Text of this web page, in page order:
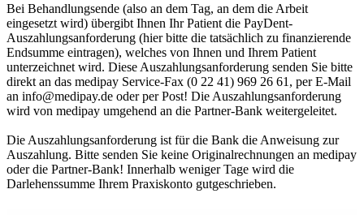
Bei Behandlungsende (also an dem Tag, an dem die Arbeit
eingesetzt wird) übergibt Ihnen Ihr Patient die PayDent-
Auszahlungsanforderung (hier bitte die tatsächlich zu finanzierende
Endsumme eintragen), welches von Ihnen und Ihrem Patient
unterzeichnet wird. Diese Auszahlungsanforderung senden Sie bitte
direkt an das medipay Service-Fax (0 22 41) 969 26 61, per E-Mail
an info@medipay.de oder per Post! Die Auszahlungsanforderung
wird von medipay umgehend an die Partner-Bank weitergeleitet.
Die Auszahlungsanforderung ist für die Bank die Anweisung zur
Auszahlung. Bitte senden Sie keine Originalrechnungen an medipay
oder die Partner-Bank! Innerhalb weniger Tage wird die
Darlehenssumme Ihrem Praxiskonto gutgeschrieben.